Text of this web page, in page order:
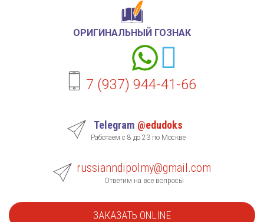
ОРИГИНАЛЬНЫЙ ГОЗНАК
7 (937) 944-41-66
Telegram @edudoks
Работаем с 8 до 23 по Москве
russianndipolmy@gmail.com
Ответим на все вопросы
ЗАКАЗАТЬ ONLINE